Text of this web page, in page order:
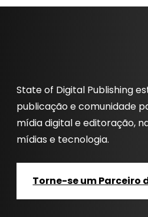
State of Digital Publishing
publicação e comunidade
mídia digital e editoração,
mídias e tecnologia.
Torne-se um Parceiro